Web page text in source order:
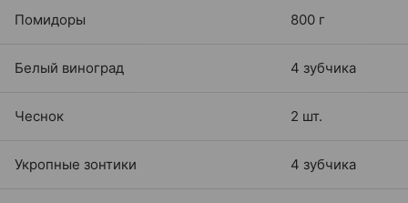
Помидоры 800 г
Белый виноград 4 зубчика
Чеснок 2 шт.
Укропные зонтики 4 зубчика